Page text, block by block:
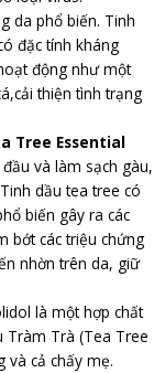
da phổ biến. Tinh
đặc tính kháng
động như một
thiện tình trạng
Tree Essential
và làm sạch gàu,
dầu tea tree có
biến gây ra các
bớt các triệu chứng
nhờn trên da, giữ
là một hợp chất
Tràm Trà (Tea Tree
và cả chấy mẹ.